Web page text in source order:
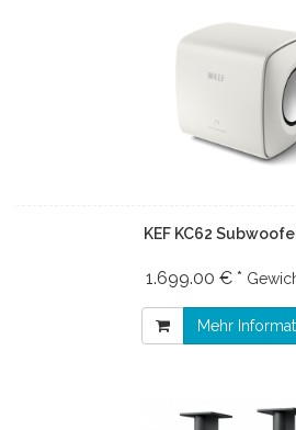
KEF KC62
1.699.00 € *
Mehr